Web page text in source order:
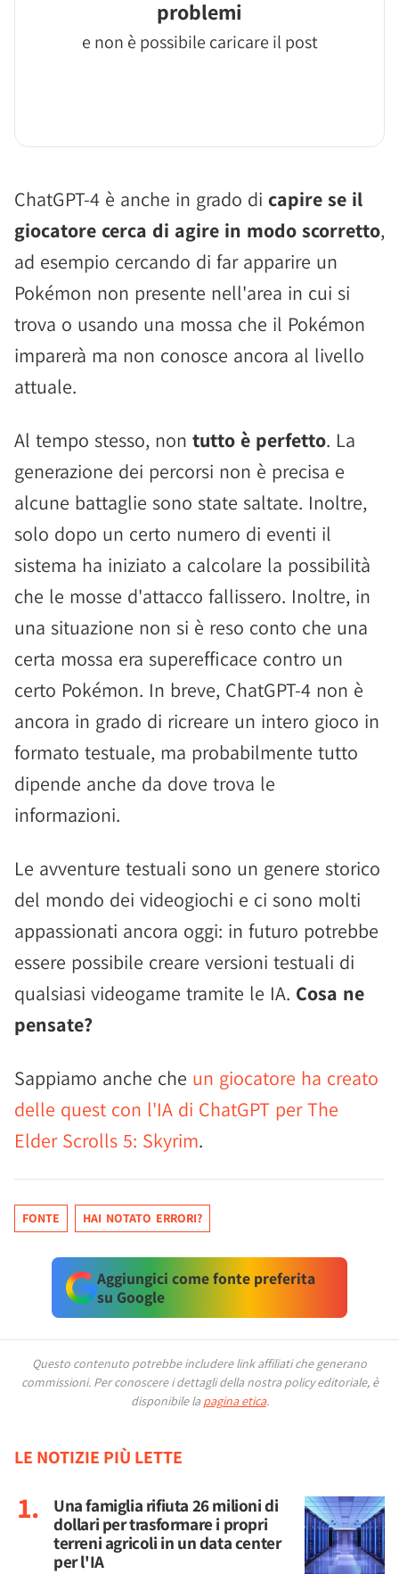
problemi
e non è possibile caricare il post
ChatGPT-4 è anche in grado di capire se il
giocatore cerca di agire in modo scorretto,
ad esempio cercando di far apparire un
Pokémon non presente nell'area in cui si
trova o usando una mossa che il Pokémon
imparerà ma non conosce ancora al livello
attuale.
Al tempo stesso, non tutto è perfetto. La
generazione dei percorsi non è precisa e
alcune battaglie sono state saltate. Inoltre,
solo dopo un certo numero di eventi il
sistema ha iniziato a calcolare la possibilità
che le mosse d'attacco fallissero. Inoltre, in
una situazione non si è reso conto che una
certa mossa era superefficace contro un
certo Pokémon. In breve, ChatGPT-4 non è
ancora in grado di ricreare un intero gioco in
formato testuale, ma probabilmente tutto
dipende anche da dove trova le
informazioni.
Le avventure testuali sono un genere storico
del mondo dei videogiochi e ci sono molti
appassionati ancora oggi: in futuro potrebbe
essere possibile creare versioni testuali di
qualsiasi videogame tramite le IA. Cosa ne
pensate?
Sappiamo anche che un giocatore ha creato
delle quest con l'IA di ChatGPT per The
Elder Scrolls 5: Skyrim.
FONTE HAI NOTATO ERRORI?
Aggiungici come fonte preferita
su Google
Questo contenuto potrebbe includere link affiliati che generano
commissioni. Per conoscere i dettagli della nostra policy editoriale, è
disponibile la pagina etica.
LE NOTIZIE PIÙ LETTE
Una famiglia rifiuta 26 milioni di
dollari per trasformare i propri
terreni agricoli in un data center
per l'IA